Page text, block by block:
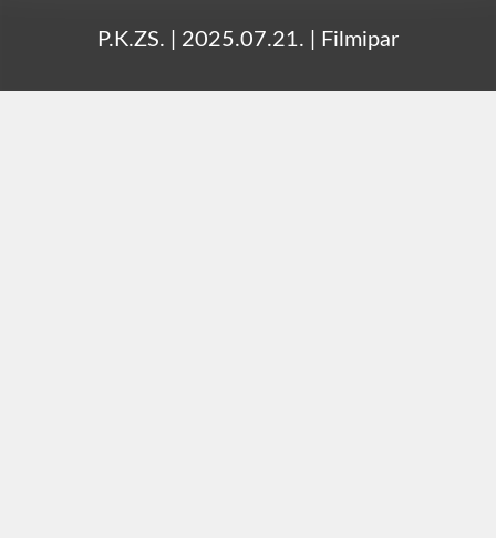
P.K.ZS. 2025.07.21. Filmipar